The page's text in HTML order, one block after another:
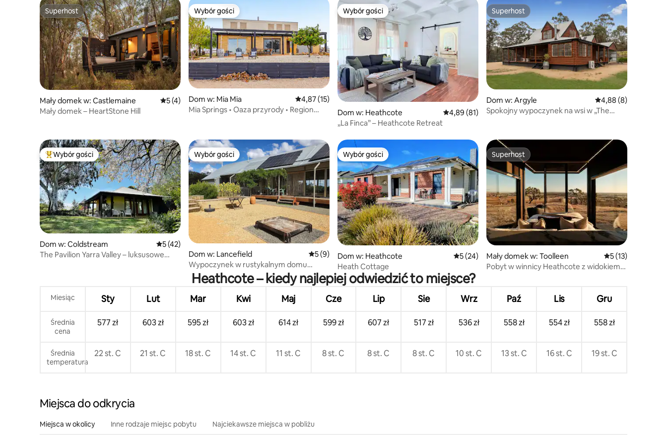
Superhost
Superhost
Mały domek w: Castlemaine Średnia ocena: 5 na 5, liczba recenzji: 4
5 (4)
Mały domek – HeartStone Hill
Wybór gości
Wybór gości
Dom w: Mia Mia Średnia ocena: 4,87 na 5, liczba recenzji: 15
4,87 (15)
Mia Springs • Oaza przyrody • Region
Wybór gości
Wybór gości
Dom w: Heathcote Średnia ocena: 4,89 na 5, liczba recenzji: 81
4,89 (81)
„La Finca” – Heathcote Retreat
Superhost
Superhost
Dom w: Argyle Średnia ocena: 4,88
4,88 (8)
Spokojny wypoczynek na wsi w „The
Najpopularniejsze z kategorii Wybór gości
Wybór gości
Dom w: Coldstream Średnia ocena: 5 na 5, liczba recenzji: 42
5 (42)
The Pavilion Yarra Valley – luksusowe
Wybór gości
Wybór gości
Dom w: Lancefield Średnia ocena: 5 na 5, liczba recenzji: 9
5 (9)
Wypoczynek w rustykalnym domu
wiejskim bez dostępu do sieci –
zwierzęta mile widziane
Wybór gości
Wybór gości
Dom w: Heathcote Średnia ocena: 5 na 5, liczba recenzji: 24
5 (24)
Heath Cottage
Superhost
Superhost
Mały domek w: Toolleen Średnia ocena: 5
5 (13)
Pobyt w winnicy Heathcote z widokiem
Heathcote – kiedy najlepiej odwiedzić to miejsce?
Miesiąc Sty Lut Mar Kwi Maj Cze Lip Sie Wrz Paź Lis Gru
Średnia
cena
577 zł 603 zł 595 zł 603 zł 614 zł 599 zł 607 zł 517 zł 536 zł 558 zł 554 zł 558 zł
Średnia
temperatura
22 st. C 21 st. C 18 st. C 14 st. C 11 st. C 8 st. C 8 st. C 8 st. C 10 st. C 13 st. C 16 st. C 19 st. C
Miejsca do odkrycia
Miejsca w okolicy Inne rodzaje miejsc pobytu Najciekawsze miejsca w pobliżu